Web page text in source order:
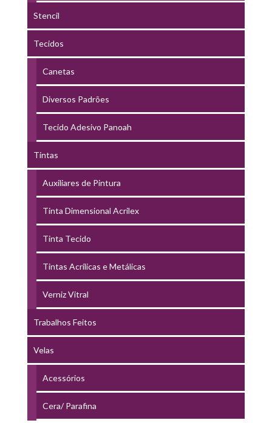
Stencil
Tecidos
Canetas
Diversos Padrões
Tecido Adesivo Panoah
Tintas
Auxiliares de Pintura
Tinta Dimensional Acrilex
Tinta Tecido
Tintas Acrílicas e Metálicas
Verniz Vitral
Trabalhos Feitos
Velas
Acessórios
Cera/ Parafina